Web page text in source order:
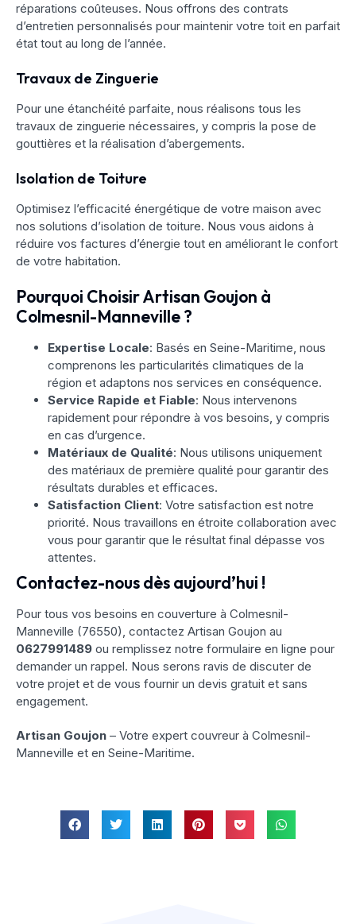
réparations coûteuses. Nous offrons des contrats
d’entretien personnalisés pour maintenir votre toit en parfait
état tout au long de l’année.
Travaux de Zinguerie
Pour une étanchéité parfaite, nous réalisons tous les
travaux de zinguerie nécessaires, y compris la pose de
gouttières et la réalisation d’abergements.
Isolation de Toiture
Optimisez l’efficacité énergétique de votre maison avec
nos solutions d’isolation de toiture. Nous vous aidons à
réduire vos factures d’énergie tout en améliorant le confort
de votre habitation.
Pourquoi Choisir Artisan Goujon à
Colmesnil-Manneville ?
Expertise Locale: Basés en Seine-Maritime, nous
comprenons les particularités climatiques de la
région et adaptons nos services en conséquence.
Service Rapide et Fiable: Nous intervenons
rapidement pour répondre à vos besoins, y compris
en cas d’urgence.
Matériaux de Qualité: Nous utilisons uniquement
des matériaux de première qualité pour garantir des
résultats durables et efficaces.
Satisfaction Client: Votre satisfaction est notre
priorité. Nous travaillons en étroite collaboration avec
vous pour garantir que le résultat final dépasse vos
attentes.
Contactez-nous dès aujourd’hui !
Pour tous vos besoins en couverture à Colmesnil-
Manneville (76550), contactez Artisan Goujon au
0627991489 ou remplissez notre formulaire en ligne pour
demander un rappel. Nous serons ravis de discuter de
votre projet et de vous fournir un devis gratuit et sans
engagement.
Artisan Goujon – Votre expert couvreur à Colmesnil-
Manneville et en Seine-Maritime.